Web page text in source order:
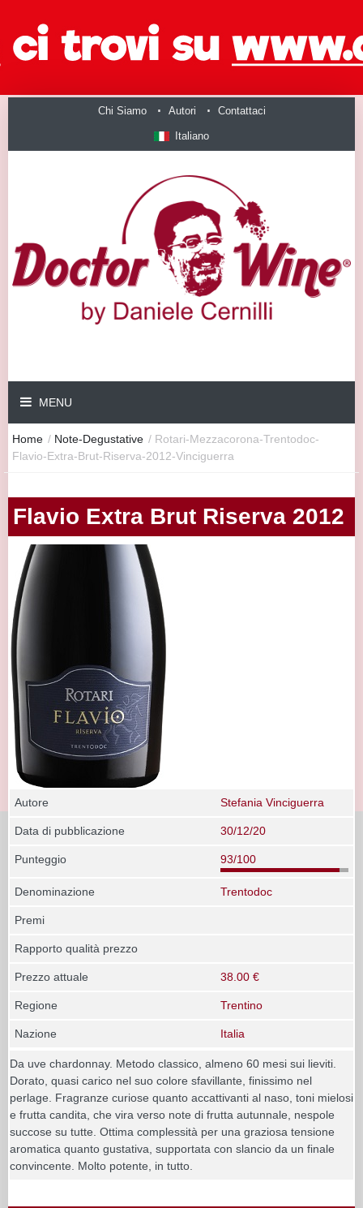
Chi Siamo Autori Contattaci
Italiano
MENU
Home / Note-Degustative / Rotari-Mezzacorona-Trentodoc-
Flavio-Extra-Brut-Riserva-2012-Vinciguerra
Flavio Extra Brut Riserva 2012
Autore Stefania Vinciguerra
Data di pubblicazione 30/12/20
Punteggio 93/100
Denominazione Trentodoc
Premi
Rapporto qualità prezzo
Prezzo attuale 38.00 €
Regione Trentino
Nazione Italia
Da uve chardonnay. Metodo classico, almeno 60 mesi sui lieviti.
Dorato, quasi carico nel suo colore sfavillante, finissimo nel
perlage. Fragranze curiose quanto accattivanti al naso, toni mielosi
e frutta candita, che vira verso note di frutta autunnale, nespole
succose su tutte. Ottima complessità per una graziosa tensione
aromatica quanto gustativa, supportata con slancio da un finale
convincente. Molto potente, in tutto.